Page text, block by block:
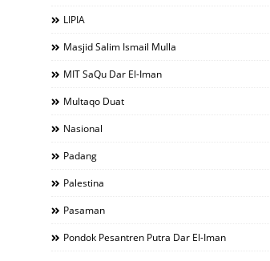
LIPIA
Masjid Salim Ismail Mulla
MIT SaQu Dar El-Iman
Multaqo Duat
Nasional
Padang
Palestina
Pasaman
Pondok Pesantren Putra Dar El-Iman